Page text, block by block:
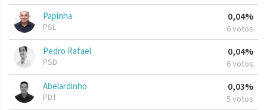
Papinha
PSL
0,04%
6 votos
Pedro Rafael
PSD
0,04%
6 votos
Abelardinho
PDT
0,03%
5 votos